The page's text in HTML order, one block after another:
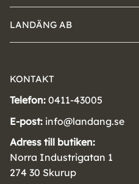
LANDÄNG AB
KONTAKT
Telefon: 0411-43005
E-post: info@landang.se
Adress till butiken:
Norra Industrigatan 1
274 30 Skurup